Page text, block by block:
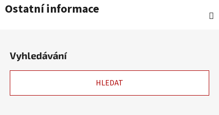
Ostatní informace
Vyhledávání
HLEDAT